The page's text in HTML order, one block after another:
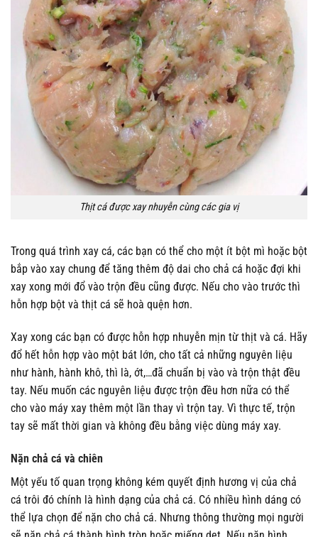
Thịt cá được xay nhuyễn cùng các gia vị
Trong quá trình xay cá, các bạn có thể cho một ít bột mì hoặc bột
bắp vào xay chung để tăng thêm độ dai cho chả cá hoặc đợi khi
xay xong mới đổ vào trộn đều cũng được. Nếu cho vào trước thì
hỗn hợp bột và thịt cá sẽ hoà quện hơn.
Xay xong các bạn có được hỗn hợp nhuyễn mịn từ thịt và cá. Hãy
đổ hết hỗn hợp vào một bát lớn, cho tất cả những nguyên liệu
như hành, hành khô, thì là, ớt,…đã chuẩn bị vào và trộn thật đều
tay. Nếu muốn các nguyên liệu được trộn đều hơn nữa có thể
cho vào máy xay thêm một lần thay vì trộn tay. Vì thực tế, trộn
tay sẽ mất thời gian và không đều bằng việc dùng máy xay.
Nặn chả cá và chiên
Một yếu tố quan trọng không kém quyết định hương vị của chả
cá trôi đó chính là hình dạng của chả cá. Có nhiều hình dáng có
thể lựa chọn để nặn cho chả cá. Nhưng thông thường mọi người